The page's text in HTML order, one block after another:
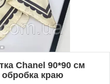
Chanel 90*90 см
обробка краю